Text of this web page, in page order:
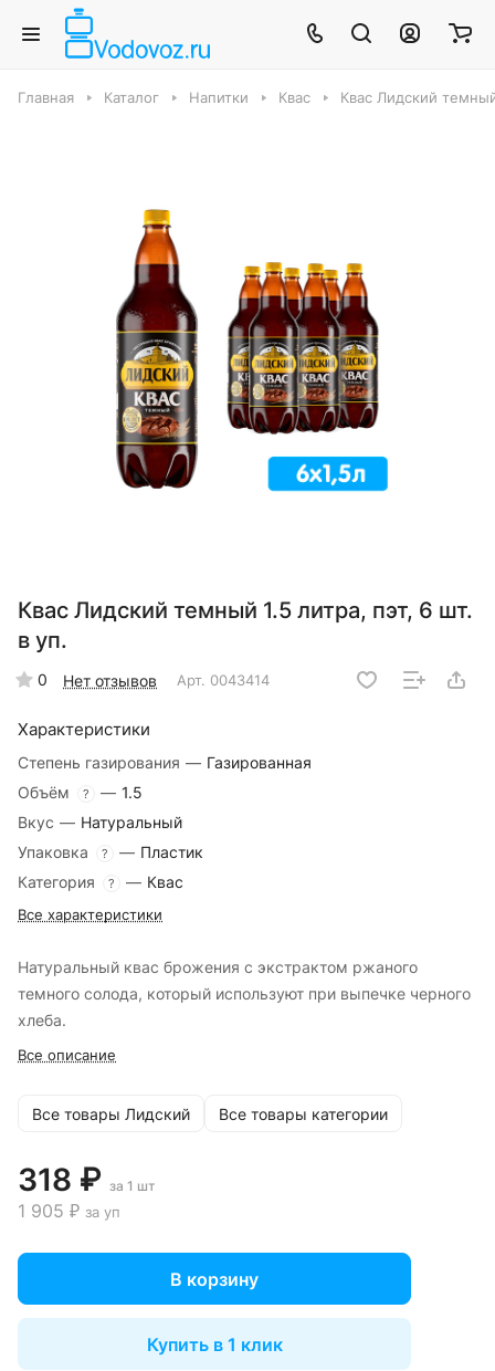
Главная Каталог Напитки Квас Квас Лидский
Квас Лидский темный 1.5 литра, пэт, 6 шт.
в уп.
0 Нет отзывов Арт. 0043414
Характеристики
Степень газирования — Газированная
Объём
? — 1.5
Вкус — Натуральный
Упаковка
? — Пластик
Категория
? — Квас
Все характеристики
Натуральный квас брожения с экстрактом ржаного
темного солода, который используют при выпечке черного
хлеба.
Все описание
Все товары Лидский Все товары категории
318 ₽ за 1 шт
1 905 ₽ за уп
В корзину
Купить в 1 клик